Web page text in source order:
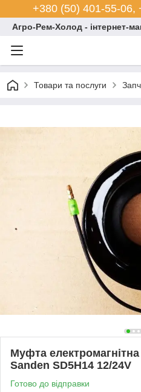
+380 (50) 401-55-06,
Агро-Рем-Холод - інтернет-
Товари та послуги
Муфта
Sanden SD5H14 12/24V
Готово до відправки